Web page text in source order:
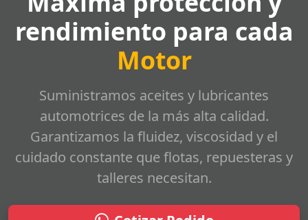
rendimiento para cada
Motor
Suministramos aceites y lubricantes
automotrices de la más alta calidad.
Garantizamos la fluidez, viscosidad y el
cuidado constante que flotas, repuesteras y
talleres necesitan.